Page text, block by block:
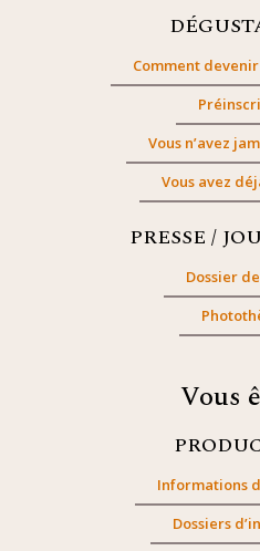
Comment
Vous n’avez
Vous avez
PRESSE /
Dossier
Vous
Informations
Dossiers